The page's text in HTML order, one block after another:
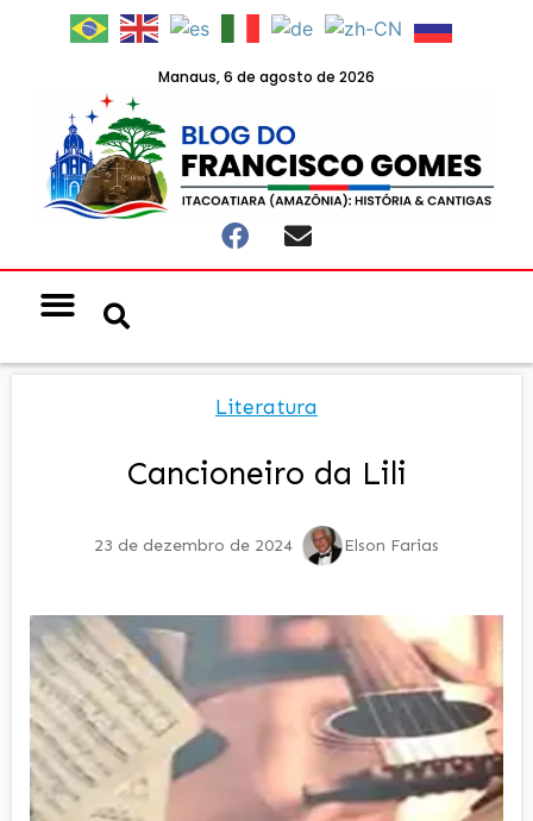
Manaus, 6 de agosto de 2026
Literatura
Cancioneiro da Lili
23 de dezembro de 2024 Elson Farias